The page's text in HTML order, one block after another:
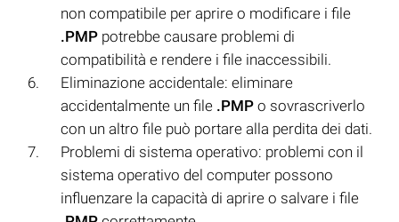
non compatibile per aprire o modificare i file
.PMP potrebbe causare problemi di
compatibilità e rendere i file inaccessibili.
Eliminazione accidentale: eliminare
accidentalmente un file .PMP o sovrascriverlo
con un altro file può portare alla perdita dei dati.
Problemi di sistema operativo: problemi con il
sistema operativo del computer possono
influenzare la capacità di aprire o salvare i file